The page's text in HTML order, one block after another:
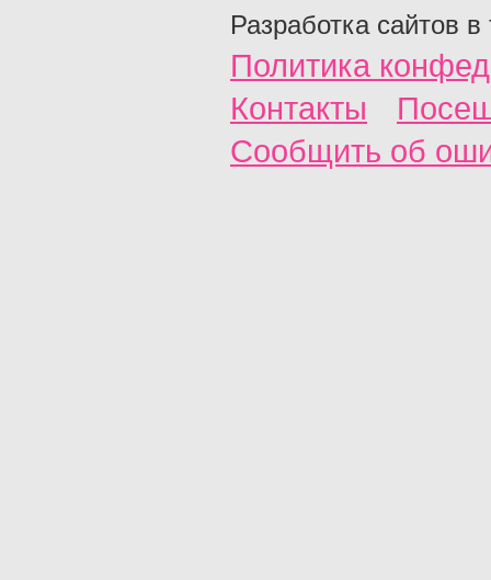
Разработка сайтов в
Политика
Контакты
Сообщить об